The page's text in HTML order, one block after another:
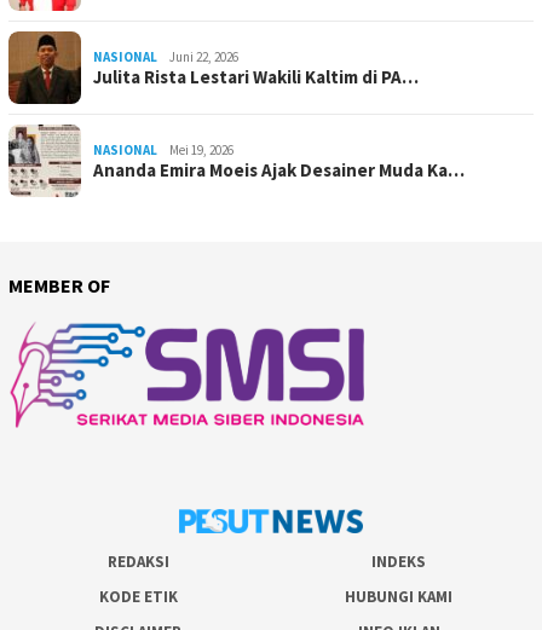
NASIONAL Juni 22, 2026
Julita Rista Lestari Wakili Kaltim di PA…
NASIONAL Mei 19, 2026
Ananda Emira Moeis Ajak Desainer Muda Ka…
MEMBER OF
REDAKSI
INDEKS
KODE ETIK
HUBUNGI KAMI